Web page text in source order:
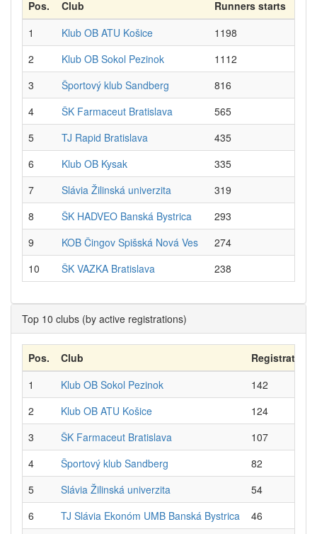
Pos. Club
Runners starts
1
Klub OB ATU Košice
1198
2
Klub OB Sokol Pezinok
1112
3
Športový klub Sandberg
816
4
ŠK Farmaceut Bratislava
565
5
TJ Rapid Bratislava
435
6
Klub OB Kysak
335
7
Slávia Žilinská univerzita
319
8
ŠK HADVEO Banská Bystrica
293
9
KOB Čingov Spišská Nová Ves
274
10
ŠK VAZKA Bratislava 238
Top 10 clubs (by active registrations)
Pos. Club
Registrations
1
Klub OB Sokol Pezinok
142
2
Klub OB ATU Košice
124
3
ŠK Farmaceut Bratislava
107
4
Športový klub Sandberg
82
5
Slávia Žilinská univerzita
54
6
TJ Slávia Ekonóm UMB Banská Bystrica
46